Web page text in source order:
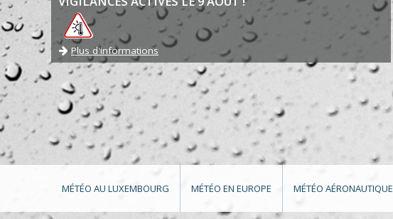
Plus d'informations
MÉTÉO AU LUXEMBOURG MÉTÉO EN EUROPE MÉTÉO AÉRONAUTIQUE